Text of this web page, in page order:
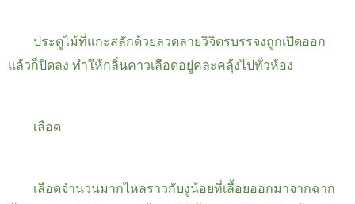
ประตูไม้ที่แกะสลักด้วยลวดลายวิจิตรบรรจงถูกเปิดออก
แล้วก็ปิดลง ทำให้กลิ่นคาวเลือดอยู่คละคลุ้งไปทั่วห้อง
เลือด
เลือดจำนวนมากไหลราวกับงูน้อยที่เลื้อยออกมาจากฉาก